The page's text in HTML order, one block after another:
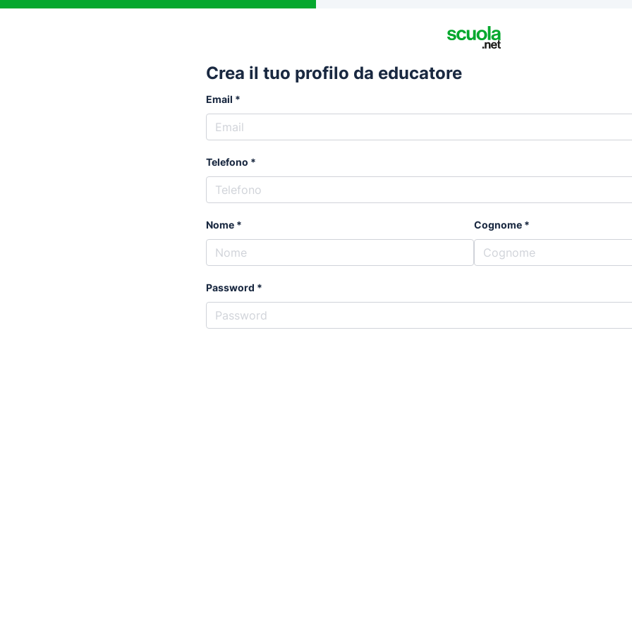
Crea il tuo profilo da educatore
Email
Telefono
Nome Cognome
Password